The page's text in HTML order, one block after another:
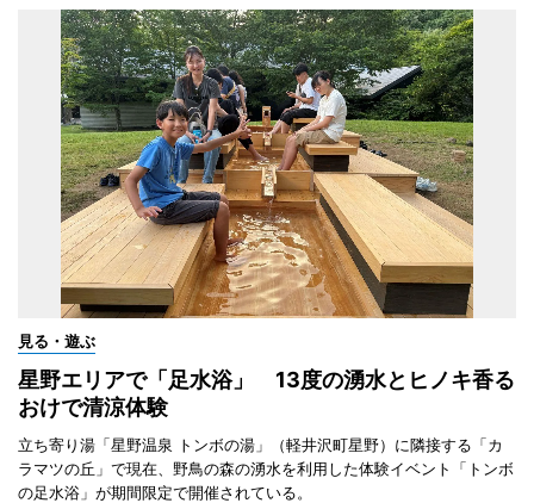
見る・遊ぶ
星野エリアで「足水浴」 13度の湧水とヒノキ香る
おけで清涼体験
立ち寄り湯「星野温泉 トンボの湯」（軽井沢町星野）に隣接する「カ
ラマツの丘」で現在、野鳥の森の湧水を利用した体験イベント「トンボ
の足水浴」が期間限定で開催されている。